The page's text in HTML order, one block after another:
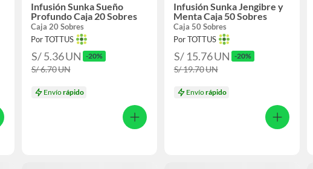
Infusión Sunka Sueño
Profundo Caja 20 Sobres
Caja 20 Sobres
Por TOTTUS
S/ 5.36UN -20%
S/ 6.70UN
Envíorápido
Infusión Sunka Jengibre y
Menta Caja 50 Sobres
Caja 50 Sobres
Por TOTTUS
S/ 15.76UN -20%
S/ 19.70UN
Envíorápido